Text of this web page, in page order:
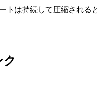
トは持続して圧縮され